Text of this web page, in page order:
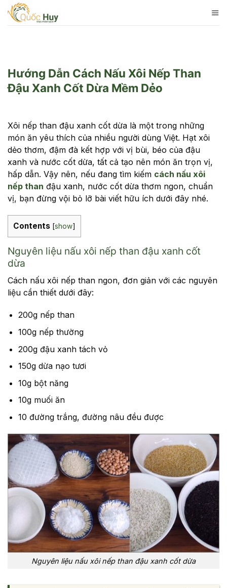
Skip
Hướng Dẫn Cách Nấu Xôi Nếp Than
Đậu Xanh Cốt Dừa Mềm Dẻo
Xôi nếp than đậu xanh cốt dừa là một trong những
món ăn yêu thích của nhiều người dùng Việt. Hạt xôi
dẻo thơm, đậm đà kết hợp với vị bùi, béo của đậu
xanh và nước cốt dừa, tất cả tạo nên món ăn trọn vị,
hấp dẫn. Vậy nên, nếu đang tìm kiếm cách nấu xôi
nếp than đậu xanh, nước cốt dừa thơm ngon, chuẩn
vị, bạn đừng vội bỏ lỡ bài viết hữu ích dưới đây nhé.
Contents [show]
Nguyên liệu nấu xôi nếp than đậu xanh cốt
dừa
Cách nấu xôi nếp than ngon, đơn giản với các nguyên
liệu cần thiết dưới đây:
200g nếp than
100g nếp thường
200g đậu xanh tách vỏ
150g dừa nạo tươi
10g bột năng
10g muối ăn
10 đường trắng, đường nâu đều được
Nguyên liệu nấu xôi nếp than đậu xanh cốt dừa